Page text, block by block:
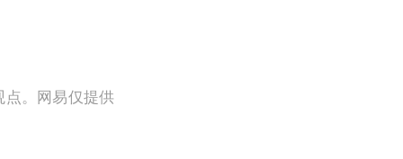
点。网易仅提供